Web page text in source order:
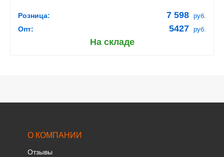
Розница: 7 598 руб.
Опт: 5427 руб.
На складе
О КОМПАНИИ
Отзывы